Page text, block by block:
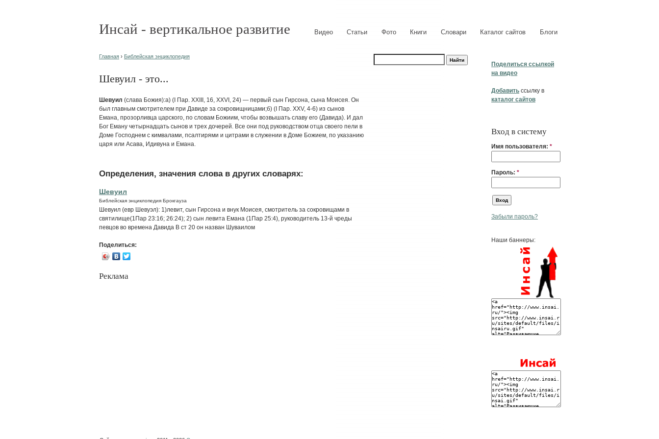
Инсай - вертикальное развитие Видео Статьи Фото Книги Словари Каталог сайтов Блоги
Поделиться ссылкой
на видео
Добавить ссылку в
каталог сайтов
Вход в систему
Имя пользователя: *
Пароль: *
Забыли пароль?
Наши баннеры:
Главная › Библейская энциклопедия
Шевуил - это...
Шевуил (слава Божия):а) (I Пар. ХХIII, 16, XXVI, 24) — первый сын Гирсона, сына Моисея. Он
был главным смотрителем при Давиде за сокровищницами;б) (I Пар. XXV, 4-6) из сынов
Емана, прозорливца царского, по словам Божиим, чтобы возвышать славу его (Давида). И дал
Бог Еману четырнадцать сынов и трех дочерей. Все они под руководством отца своего пели в
Доме Господнем с кимвалами, псалтирями и цитрами в служении в Доме Божием, по указанию
царя или Асава, Идивуна и Емана.
Определения, значения слова в других словарях:
Шевуил
Библейская энциклопедия Брокгауза
Шевуил (евр Шевуэл): 1)левит, сын Гирсона и внук Моисея, смотритель за сокровищами в
святилище(1Пар 23:16; 26:24); 2) сын левита Емана (1Пар 25:4), руководитель 13-й чреды
певцов во времена Давида В ст 20 он назван Шуваилом
Поделиться:
Реклама